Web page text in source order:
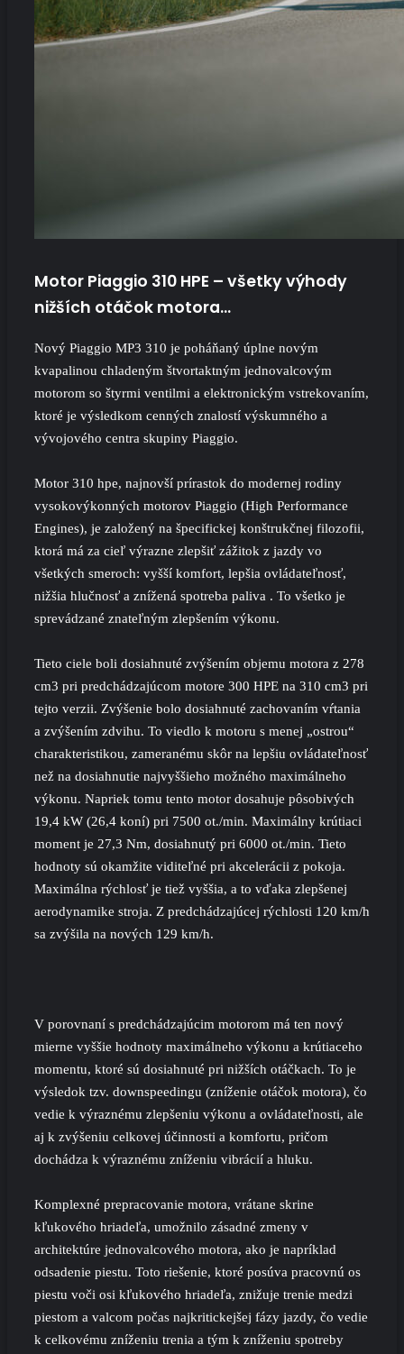
Motor Piaggio 310 HPE – všetky výhody
nižších otáčok motora…
Nový Piaggio MP3 310 je poháňaný úplne novým
kvapalinou chladeným štvortaktným jednovalcovým
motorom so štyrmi ventilmi a elektronickým vstrekovaním,
ktoré je výsledkom cenných znalostí výskumného a
vývojového centra skupiny Piaggio.
Motor 310 hpe, najnovší prírastok do modernej rodiny
vysokovýkonných motorov Piaggio (High Performance
Engines), je založený na špecifickej konštrukčnej filozofii,
ktorá má za cieľ výrazne zlepšiť zážitok z jazdy vo
všetkých smeroch: vyšší komfort, lepšia ovládateľnosť,
nižšia hlučnosť a znížená spotreba paliva . To všetko je
sprevádzané znateľným zlepšením výkonu.
Tieto ciele boli dosiahnuté zvýšením objemu motora z 278
cm3 pri predchádzajúcom motore 300 HPE na 310 cm3 pri
tejto verzii. Zvýšenie bolo dosiahnuté zachovaním vŕtania
a zvýšením zdvihu. To viedlo k motoru s menej „ostrou“
charakteristikou, zameranému skôr na lepšiu ovládateľnosť
než na dosiahnutie najvyššieho možného maximálneho
výkonu. Napriek tomu tento motor dosahuje pôsobivých
19,4 kW (26,4 koní) pri 7500 ot./min. Maximálny krútiaci
moment je 27,3 Nm, dosiahnutý pri 6000 ot./min. Tieto
hodnoty sú okamžite viditeľné pri akcelerácii z pokoja.
Maximálna rýchlosť je tiež vyššia, a to vďaka zlepšenej
aerodynamike stroja. Z predchádzajúcej rýchlosti 120 km/h
sa zvýšila na nových 129 km/h.
V porovnaní s predchádzajúcim motorom má ten nový
mierne vyššie hodnoty maximálneho výkonu a krútiaceho
momentu, ktoré sú dosiahnuté pri nižších otáčkach. To je
výsledok tzv. downspeedingu (zníženie otáčok motora), čo
vedie k výraznému zlepšeniu výkonu a ovládateľnosti, ale
aj k zvýšeniu celkovej účinnosti a komfortu, pričom
dochádza k výraznému zníženiu vibrácií a hluku.
Komplexné prepracovanie motora, vrátane skrine
kľukového hriadeľa, umožnilo zásadné zmeny v
architektúre jednovalcového motora, ako je napríklad
odsadenie piestu. Toto riešenie, ktoré posúva pracovnú os
piestu voči osi kľukového hriadeľa, znižuje trenie medzi
piestom a valcom počas najkritickejšej fázy jazdy, čo vedie
k celkovému zníženiu trenia a tým k zníženiu spotreby